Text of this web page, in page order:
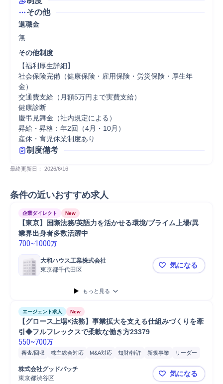
その他
退職金
無
その他制度
【福利厚生詳細】
社会保険完備（健康保険・雇用保険・労災保険・厚生年
金）
交通費支給（月額5万円まで実費支給）
健康診断
慶弔見舞金（社内規定による）
昇給・昇格：年2回（4月・10月）
産休・育児休業制度あり
制度備考
最終更新日： 2026/6/16
条件の近いおすすめ求人
企業ダイレクト New
【東京】国際法務/英語力を活かせる環境/プライム上場/異
業界出身者多数活躍中
700~1000万
大和ハウス工業株式会社
東京都千代田区
【東京】国
気になる
もっと見る
エージェント求人 New
【グロース上場×法務】事業拡大を支える仕組みづくりを牽
引◆フルフレックスで柔軟な働き方23379
550~700万
審査/回収 株主総会対応 M&A対応 知財/特許 新規事業
リーダー
UXデザイン
顧客体験デザイン
書類作成
書類整理
株式会社グッドパッチ
東京都渋谷区
【グロース
気になる